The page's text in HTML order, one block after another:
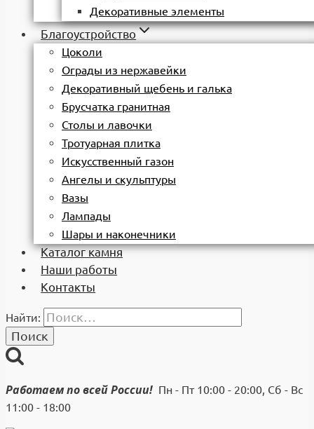
Декоративные элементы
Благоустройство
Цоколи
Ограды из нержавейки
Декоративный щебень и галька
Брусчатка гранитная
Столы и лавочки
Тротуарная плитка
Искусственный газон
Ангелы и скульптуры
Вазы
Лампады
Шары и наконечники
Каталог камня
Наши работы
Контакты
Найти:
Работаем по всей России! Пн - Пт 10:00 - 20:00, Сб - Вс
11:00 - 18:00